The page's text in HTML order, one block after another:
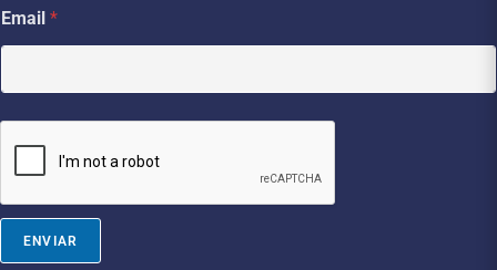
m
a
l
m
Email *
ENVIAR